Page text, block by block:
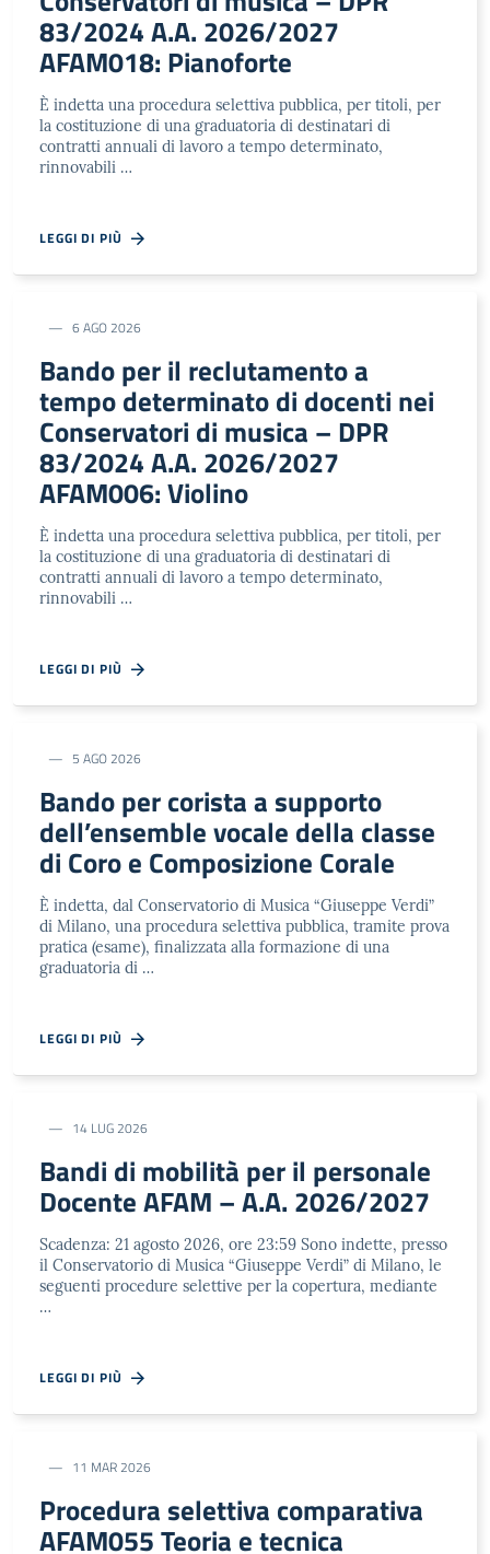
83/2024 A.A. 2026/2027
AFAM018: Pianoforte
È indetta una procedura selettiva pubblica, per titoli, per
la costituzione di una graduatoria di destinatari di
contratti annuali di lavoro a tempo determinato,
rinnovabili …
LEGGI DI PIÙ
6 AGO 2026
Bando per il reclutamento a
tempo determinato di docenti nei
Conservatori di musica – DPR
83/2024 A.A. 2026/2027
AFAM006: Violino
È indetta una procedura selettiva pubblica, per titoli, per
la costituzione di una graduatoria di destinatari di
contratti annuali di lavoro a tempo determinato,
rinnovabili …
LEGGI DI PIÙ
5 AGO 2026
Bando per corista a supporto
dell’ensemble vocale della classe
di Coro e Composizione Corale
È indetta, dal Conservatorio di Musica “Giuseppe Verdi”
di Milano, una procedura selettiva pubblica, tramite prova
pratica (esame), finalizzata alla formazione di una
graduatoria di …
LEGGI DI PIÙ
14 LUG 2026
Bandi di mobilità per il personale
Docente AFAM – A.A. 2026/2027
Scadenza: 21 agosto 2026, ore 23:59 Sono indette, presso
il Conservatorio di Musica “Giuseppe Verdi” di Milano, le
seguenti procedure selettive per la copertura, mediante
…
LEGGI DI PIÙ
11 MAR 2026
Procedura selettiva comparativa
AFAM055 Teoria e tecnica